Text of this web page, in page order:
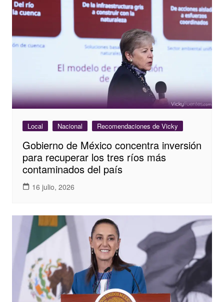
Local Nacional Recomendaciones de Vicky
Gobierno de México concentra inversión
para recuperar los tres ríos más
contaminados del país
16 julio, 2026